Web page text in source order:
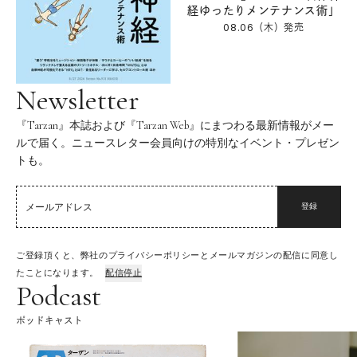
経ゆったりメンテナンス術」
08.06（木）発売
Newsletter
『Tarzan』本誌および『Tarzan Web』にまつわる最新情報がメー
ルで届く。ニュースレター会員向けの特別なイベント・プレゼン
トも。
登録
ご登録頂くと、弊社のプライバシーポリシーとメールマガジンの配信に同意し
たことになります。
配信停止
Podcast
ポッドキャスト